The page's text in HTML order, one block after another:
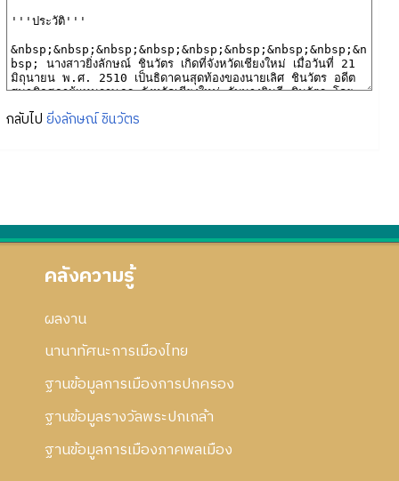
กลับไป ยิ่งลักษณ์ ชินวัตร
คลังความรู้
ผลงาน
นานาทัศนะการเมืองไทย
ฐานข้อมูลการเมืองการปกครอง
ฐานข้อมูลรางวัลพระปกเกล้า
ฐานข้อมูลการเมืองภาคพลเมือง